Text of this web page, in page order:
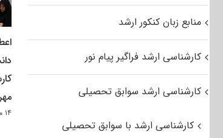
مهر ۱۴۰۵
۱۴ مرداد, ۱۴۰۵
منابع زبان کنکور ارشد
کارشناسی ارشد فراگیر پیام نور
کارشناسی ارشد سوابق تحصیلی
کارشناسی ارشد با سوابق تحصیلی